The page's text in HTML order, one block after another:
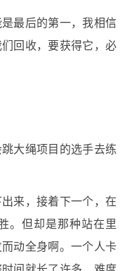
最后的第一，我相信
回收，要获得它，必
大绳项目的选手去练
来，接着下一个，在
。但却是那种站在里
动全身啊。一个人卡